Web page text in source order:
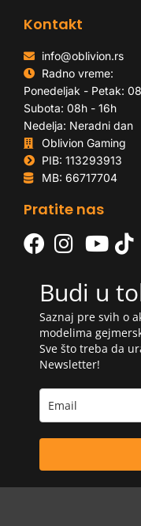
Kontakt
info@oblivion.rs
Radno vreme:
Ponedeljak - Petak:
Subota: 08h - 16h
Nedelja: Neradni dan
Oblivion Gaming
PIB: 113293913
MB: 66717704
Pratite nas
Budi u
Saznaj pre svih o
modelima
Sve što treba da
Newsletter!